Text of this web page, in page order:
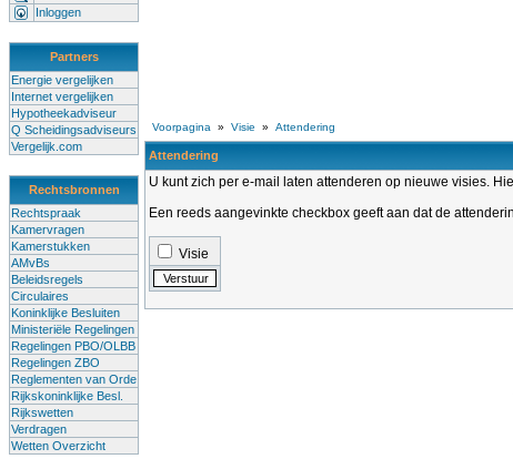
Inloggen
Partners
Energie vergelijken
Internet vergelijken
Hypotheekadviseur
Q Scheidingsadviseurs
Vergelijk.com
Rechtsbronnen
Rechtspraak
Kamervragen
Kamerstukken
AMvBs
Beleidsregels
Circulaires
Koninklijke Besluiten
Ministeriële Regelingen
Regelingen PBO/OLBB
Regelingen ZBO
Reglementen van Orde
Rijkskoninklijke Besl.
Rijkswetten
Verdragen
Wetten Overzicht
Voorpagina » Visie » Attendering
Attendering
U kunt zich per e-mail laten attenderen op nieuwe visies.
Een reeds aangevinkte checkbox geeft aan dat de
Visie